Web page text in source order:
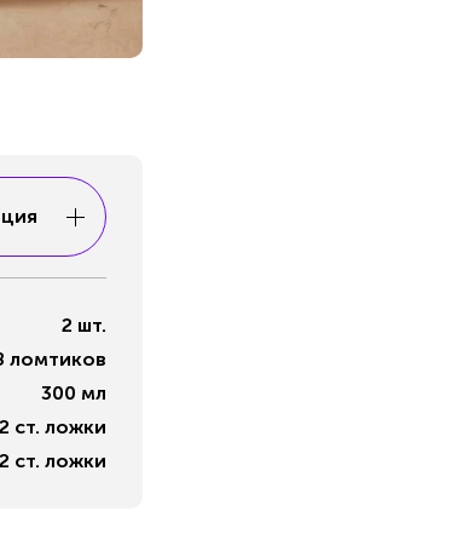
2 шт.
ломтиков
300 мл
2 ст. ложки
2 ст. ложки